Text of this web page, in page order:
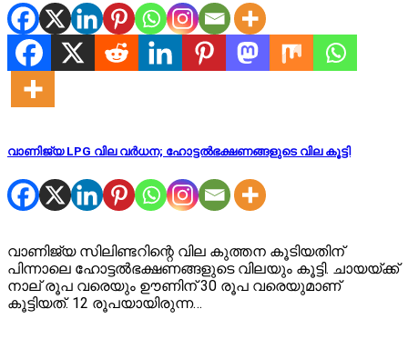
വാണിജ്യ LPG വില വർധന; ഹോട്ടൽഭക്ഷണങ്ങളുടെ വില കൂട്ടി
വാണിജ്യ സിലിണ്ടറിന്റെ വില കുത്തന കൂടിയതിന്
പിന്നാലെ ഹോട്ടൽഭക്ഷണങ്ങളുടെ വിലയും കൂട്ടി. ചായയ്ക്ക്
നാല് രൂപ വരെയും ഊണിന് 30 രൂപ വരെയുമാണ്
കൂട്ടിയത്. 12 രൂപയായിരുന്ന…